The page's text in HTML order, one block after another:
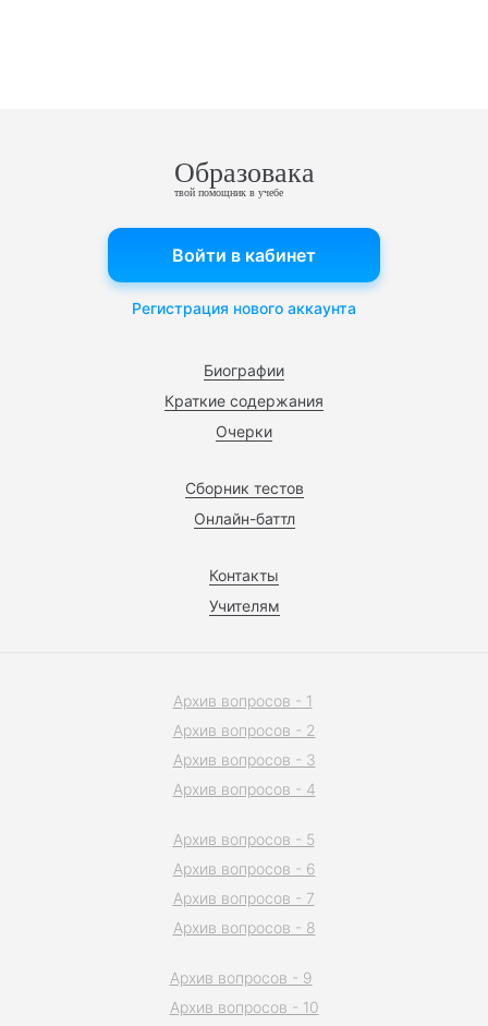
Образовака
твой помощник в учебе
Биографии
Краткие содержания
Очерки
Сборник тестов
Онлайн-баттл
Контакты
Учителям
Войти в кабинет
Регистрация нового аккаунта
Архив вопросов - 1
Архив вопросов - 2
Архив вопросов - 3
Архив вопросов - 4
Архив вопросов - 5
Архив вопросов - 6
Архив вопросов - 7
Архив вопросов - 8
Архив вопросов - 9
Архив вопросов - 10